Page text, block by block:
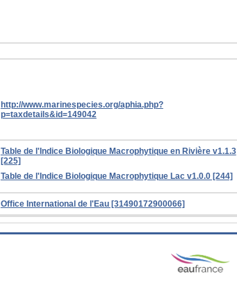
http://www.marinespecies.org/aphia.php?
p=taxdetails&id=149042
Table de l'Indice Biologique Macrophytique en Rivière v1.1.3
[225]
Table de l'Indice Biologique Macrophytique Lac v1.0.0 [244]
Office International de l'Eau [31490172900066]